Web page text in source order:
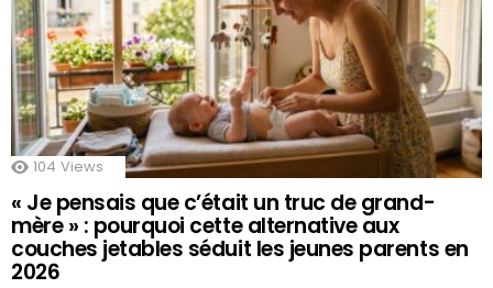
104 Views
« Je pensais que c’était un truc de grand-
mère » : pourquoi cette alternative aux
couches jetables séduit les jeunes parents en
2026